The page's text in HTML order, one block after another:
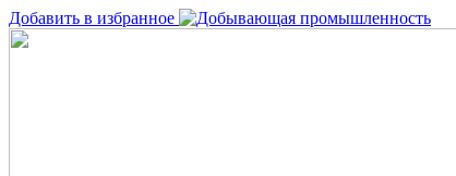
Добавить в избранное